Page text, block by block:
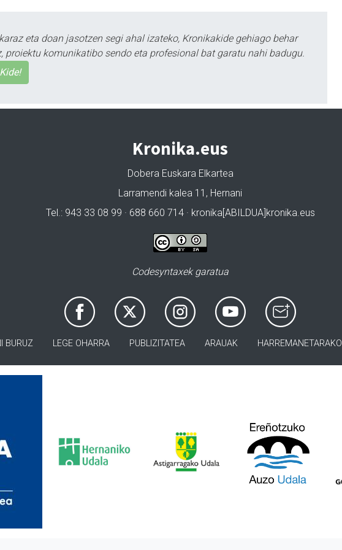
eta doan jasotzen segi ahal izateko, Kronikakide gehiago behar
proiektu komunikatibo sendo eta profesional bat garatu nahi badugu.
Kronika.eus
Dobera Euskara Elkartea
Larramendi kalea 11, Hernani
Tel.: 943 33 08 99 · 688 660 714 · kronika[ABILDUA]kronika.eus
Codesyntaxek garatua
BURUZ LEGE OHARRA PUBLIZITATEA ARAUAK HARREMANETARAKO